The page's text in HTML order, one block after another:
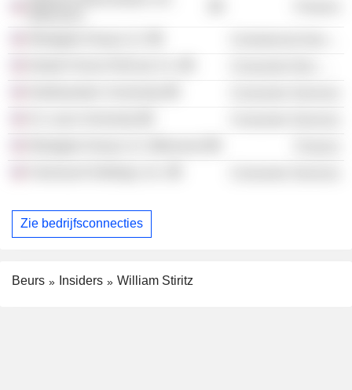
Zie bedrijfsconnecties
Beurs Insiders William Stiritz